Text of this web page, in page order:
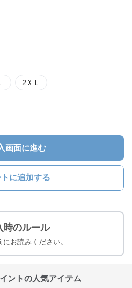
2ＸＬ
画面に進む
トに追加する
時のルール
お読みください。
ントの人気アイテム